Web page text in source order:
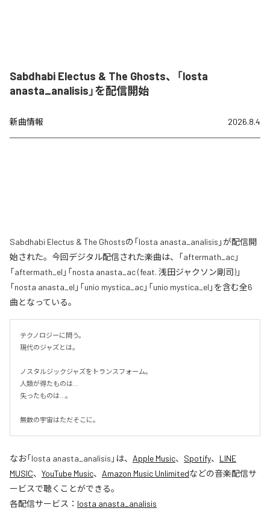
Sabdhabi Electus & The Ghosts、「losta
anasta_analisis」を配信開始
新曲情報 2026.8.4
Sabdhabi Electus & The Ghostsの「losta anasta_analisis」が配信開
始された。今回デジタル配信された楽曲は、「aftermath_ac」
「aftermath_el」「nosta anasta_ac (feat. 浅田ジャクソン剛司)」
「nosta anasta_el」「unio mystica_ac」「unio mystica_el」を含む全6
曲となっている。
テクノロジーに問う。
現代のジャズとは。
ノスタルジックジャズをトランスフォーム。
人類が得たものは...
失ったものは...。
無数の宇宙はただそこに。
なお「losta anasta_analisis 」は、 Apple Music、 Spotify、 LINE
MUSIC、 YouTube Music、 Amazon Music Unlimitedなどの音楽配信サ
ービスで聴くことができる。
各配信サービス： losta anasta_analisis